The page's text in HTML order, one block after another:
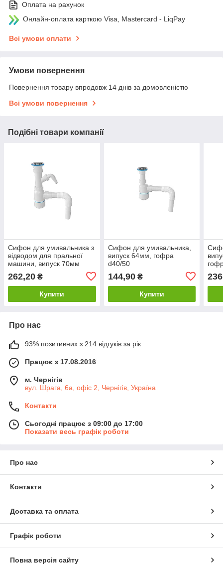
Оплата на рахунок
Онлайн-оплата карткою Visa, Mastercard - LiqPay
Всі умови оплати
Умови повернення
Повернення товару впродовж 14 днів за домовленістю
Всі умови повернення
Подібні товари компанії
Сифон для умивальника з
відводом для пральної
машини, випуск 70мм
розбірний, гофра d40/50
262,20 ₴
Купити
Сифон для умивальника,
випуск 64мм, гофра
d40/50
144,90₴
Купити
Про нас
93% позитивних з 214 відгуків за рік
Працює з 17.08.2016
м. Чернігів
вул. Шрага, 6а, офіс 2, Чернігів, Україна
Контакти
Сьогодні працює з 09:00 до 17:00
Показати весь графік роботи
Про нас
Контакти
Доставка та оплата
Графік роботи
Повна версія сайту